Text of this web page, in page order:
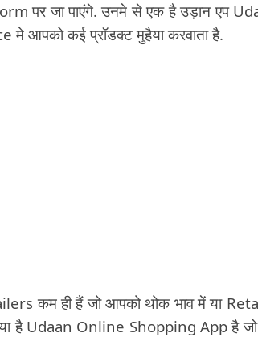
पर जा पाएंगे. उनमे से एक है उड़ान एप
आपको कई प्रॉडक्ट मुहैया करवाता है.
कम ही हैं जो आपको थोक भाव में या
है Udaan Online Shopping App है